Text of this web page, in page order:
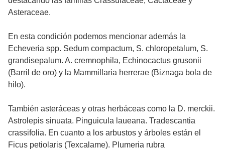
Asteraceae.
En esta condición podemos mencionar además la
Echeveria spp. Sedum compactum, S. chloropetalum, S.
grandisepalum. A. cremnophila, Echinocactus grusonii
(Barril de oro) y la Mammillaria herrerae (Biznaga bola de
hilo).
También asteráceas y otras herbáceas como la D. merckii.
Astrolepis sinuata. Pinguicula laueana. Tradescantia
crassifolia. En cuanto a los arbustos y árboles están el
Ficus petiolaris (Texcalame). Plumeria rubra